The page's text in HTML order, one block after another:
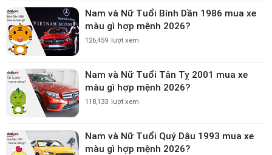
Nam và Nữ Tuổi Bính Dần 1986 mua xe
màu gì hợp mệnh 2026?
126,459 lượt xem
Nam và Nữ Tuổi Tân Tỵ 2001 mua xe
màu gì hợp mệnh 2026?
118,133 lượt xem
Nam và Nữ Tuổi Quý Dậu 1993 mua xe
màu gì hợp mệnh 2026?